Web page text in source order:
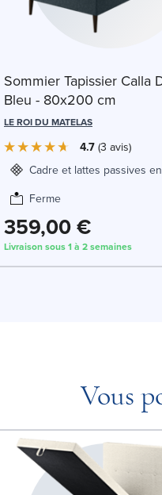
Sommier Tapissier Calla
Bleu - 80x200 cm
LE ROI DU MATELAS
4.7 3 avis
Cadre et lattes passives en
Ferme
359,00 €
Livraison sous 1 à 2 semaines
Vous